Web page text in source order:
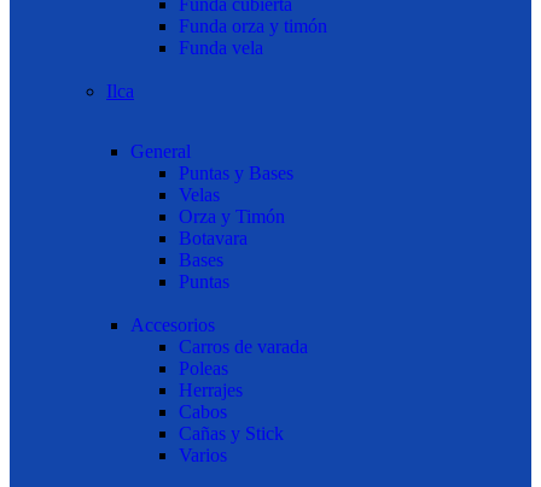
Funda cubierta
Funda orza y timón
Funda vela
Ilca
General
Puntas y Bases
Velas
Orza y Timón
Botavara
Bases
Puntas
Accesorios
Carros de varada
Poleas
Herrajes
Cabos
Cañas y Stick
Varios